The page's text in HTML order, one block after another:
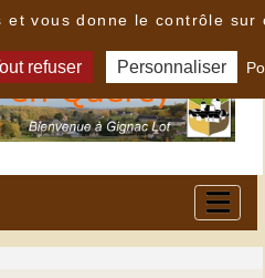
et vous donne le contrôle sur
refuser Personnaliser